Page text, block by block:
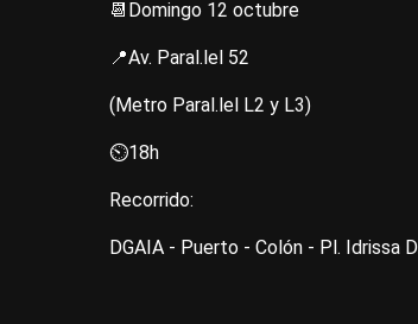
📆Domingo 12 octubre
📍Av. Paral.lel 52
(Metro Paral.lel L2 y L3)
⏲️18h
Recorrido:
DGAIA - Puerto - Colón - Pl. Idrissa